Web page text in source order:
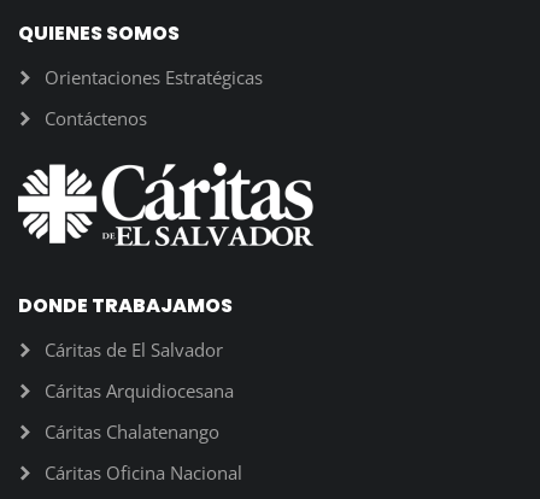
QUIENES SOMOS
Orientaciones Estratégicas
Contáctenos
DONDE TRABAJAMOS
Cáritas de El Salvador
Cáritas Arquidiocesana
Cáritas Chalatenango
Cáritas Oficina Nacional